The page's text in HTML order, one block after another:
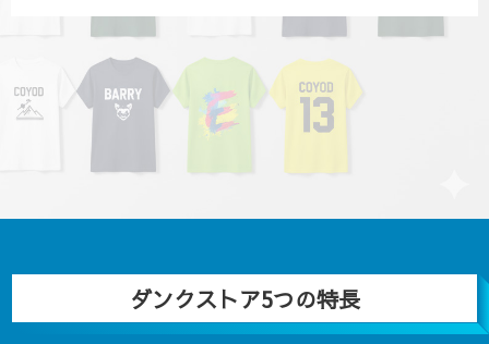
ダンクストア5つの特長